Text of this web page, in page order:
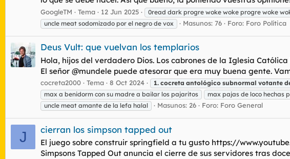
GoogleTM Tema 12 Jun 2025 0read dark progre woke woke progre woke
uncle meat sodomizado por el negro de vox
Masunos: 76 Foro: Foro Política
Deus Vult: que vuelvan los templarios
Hola, hijos del verdadero Dios. Los cabrones de la Iglesia
El señor @mundele puede atesorar que era muy buena gente.
cocreta2000 Tema 8 Oct 2024 1. cocreta antológico subnormal votante
max a benidorm con su madre a bailar los pajaritos
max pajas de loco hechas
uncle meat amante de la lefa halal
Masunos: 26 Foro: Foro General
J cierran los simpson tapped out
El juego sobre construir springfield a tu gusto https://
Simpsons Tapped Out anuncia el cierre de sus servidores tras